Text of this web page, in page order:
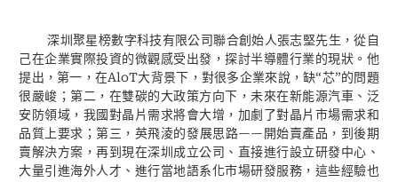
深圳聚星榜數字科技有限公司聯合創始人張志堅先生，從自
己在企業實際投資的微觀感受出發，探討半導體行業的現狀。他
提出，第一，在AloT大背景下，對很多企業來說，缺“芯”的問題
很嚴峻；第二，在雙碳的大政策方向下，未來在新能源汽車、泛
安防領域，我國對晶片需求將會大增，加劇了對晶片市場需求和
品質上要求；第三，英飛淩的發展思路—— 開始賣產品，到後期
賣解決方案，再到現在深圳成立公司、直接進行設立研發中心、
大量引進海外人才、進行當地語系化市場研發服務，這些經驗也